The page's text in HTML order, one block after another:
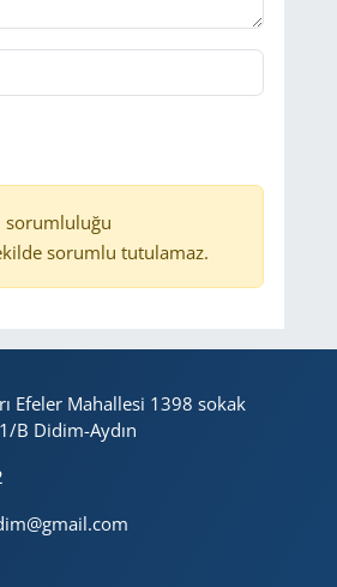
sorumluluğu
sorumlu tutulamaz.
Efeler Mahallesi 1398 sokak
B Didim-Aydın